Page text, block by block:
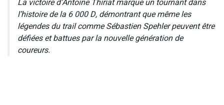
La victoire d’Antoine Thiriat marque un tournant dans
l’histoire de la 6 000 D, démontrant que même les
légendes du trail comme Sébastien Spehler peuvent être
défiées et battues par la nouvelle génération de
coureurs.